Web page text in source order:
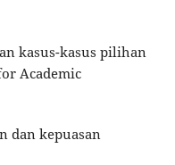
kasus-kasus pilihan
Academic
dan kepuasan